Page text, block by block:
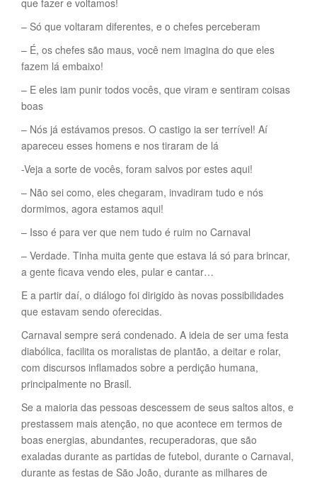
– Só que voltaram diferentes, e o chefes perceberam
– É, os chefes são maus, você nem imagina do que eles
fazem lá embaixo!
– E eles iam punir todos vocês, que viram e sentiram coisas
boas
– Nós já estávamos presos. O castigo ia ser terrível! Aí
apareceu esses homens e nos tiraram de lá
-Veja a sorte de vocês, foram salvos por estes aqui!
– Não sei como, eles chegaram, invadiram tudo e nós
dormimos, agora estamos aqui!
– Isso é para ver que nem tudo é ruim no Carnaval
– Verdade. Tinha muita gente que estava lá só para brincar,
a gente ficava vendo eles, pular e cantar…
E a partir daí, o diálogo foi dirigido às novas possibilidades
que estavam sendo oferecidas.
Carnaval sempre será condenado. A ideia de ser uma festa
diabólica, facilita os moralistas de plantão, a deitar e rolar,
com discursos inflamados sobre a perdição humana,
principalmente no Brasil.
Se a maioria das pessoas descessem de seus saltos altos, e
prestassem mais atenção, no que acontece em termos de
boas energias, abundantes, recuperadoras, que são
exaladas durante as partidas de futebol, durante o Carnaval,
durante as festas de São João, durante as milhares de